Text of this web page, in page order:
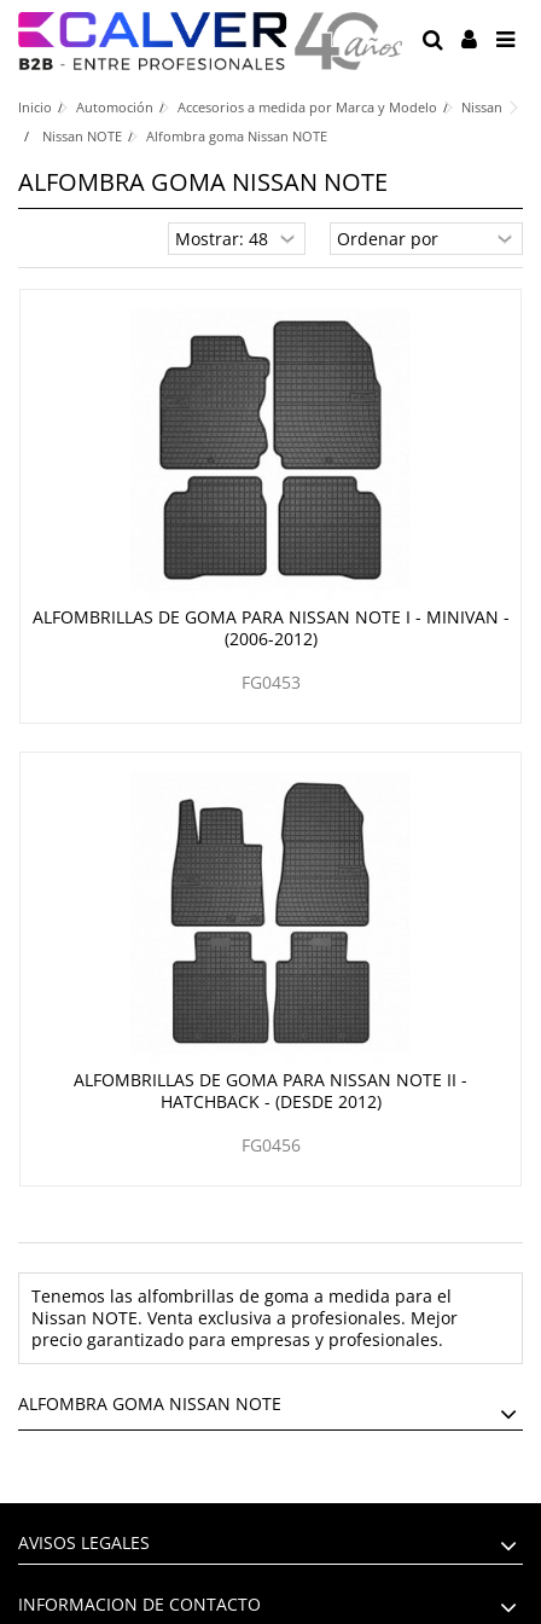
Inicio Automoción Accesorios a medida por Marca y Modelo
Nissan
Nissan NOTE
Alfombra goma Nissan NOTE
ALFOMBRA GOMA NISSAN NOTE
ALFOMBRILLAS DE GOMA PARA NISSAN NOTE I - MINIVAN -
(2006-2012)
FG0453
ALFOMBRILLAS DE GOMA PARA NISSAN NOTE II -
HATCHBACK - (DESDE 2012)
FG0456
Tenemos las alfombrillas de goma a medida para el
Nissan NOTE. Venta exclusiva a profesionales. Mejor
precio garantizado para empresas y profesionales.
ALFOMBRA GOMA NISSAN NOTE
AVISOS LEGALES
INFORMACION DE CONTACTO